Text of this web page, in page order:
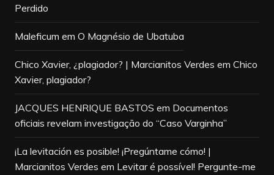
Perdido
Maleficum em O Magnésio de Ubatuba
Chico Xavier, ¿plagiador? | Marcianitos Verdes em Chico
Xavier, plagiador?
JACQUES HENRIQUE BASTOS em Documentos
oficiais revelam investigação do “Caso Varginha”
¡La levitación es posible! ¡Pregúntame cómo! |
Marcianitos Verdes em Levitar é possível! Pergunte-me